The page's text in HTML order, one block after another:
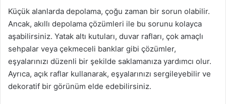
Küçük alanlarda depolama, çoğu zaman bir sorun olabilir.
Ancak, akıllı depolama çözümleri ile bu sorunu kolayca
aşabilirsiniz. Yatak altı kutuları, duvar rafları, çok amaçlı
sehpalar veya çekmeceli banklar gibi çözümler,
eşyalarınızı düzenli bir şekilde saklamanıza yardımcı olur.
Ayrıca, açık raflar kullanarak, eşyalarınızı sergileyebilir ve
dekoratif bir görünüm elde edebilirsiniz.